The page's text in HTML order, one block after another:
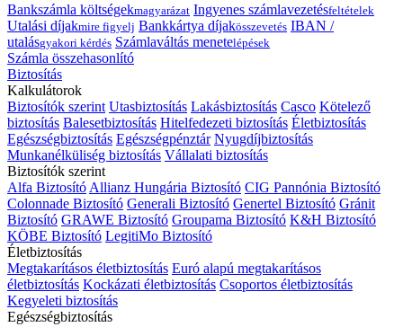
Bankszámla költségekmagyarázat Ingyenes számlavezetésfeltételek
Utalási díjakmire figyelj Bankkártya díjakösszevetés IBAN /
utalásgyakori kérdés Számlaváltás menetelépések
Számla összehasonlító
Biztosítás
Kalkulátorok
Biztosítók szerint Utasbiztosítás Lakásbiztosítás Casco Kötelező
biztosítás Balesetbiztosítás Hitelfedezeti biztosítás Életbiztosítás
Egészségbiztosítás Egészségpénztár Nyugdíjbiztosítás
Munkanélküliség biztosítás Vállalati biztosítás
Biztosítók szerint
Alfa Biztosító Allianz Hungária Biztosító CIG Pannónia Biztosító
Colonnade Biztosító Generali Biztosító Genertel Biztosító Gránit
Biztosító GRAWE Biztosító Groupama Biztosító K&H Biztosító
KÖBE Biztosító LegitiMo Biztosító
Életbiztosítás
Megtakarításos életbiztosítás Euró alapú megtakarításos
életbiztosítás Kockázati életbiztosítás Csoportos életbiztosítás
Kegyeleti biztosítás
Egészségbiztosítás